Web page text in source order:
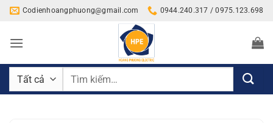
Bỏ
nội
Codienhoangphuong@gmail.com 0944.240.317 / 0975.123.698
Tìm